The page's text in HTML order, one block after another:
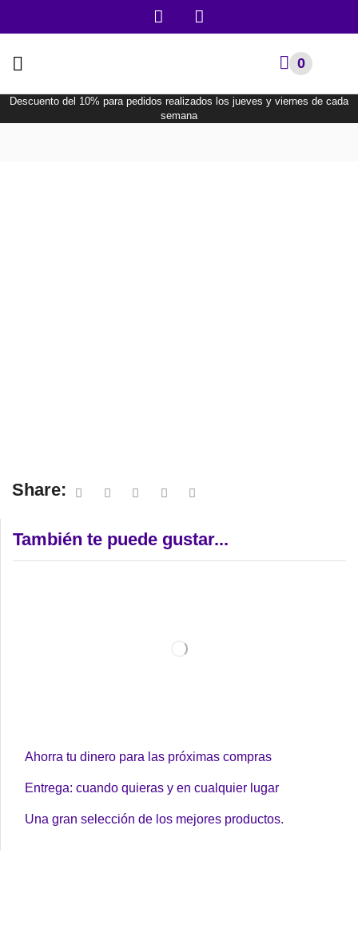
0
Descuento del 10% para pedidos realizados los jueves y viernes de cada
semana
Share:
También te puede gustar...
Ahorra tu dinero para las próximas compras
Entrega: cuando quieras y en cualquier lugar
Una gran selección de los mejores productos.